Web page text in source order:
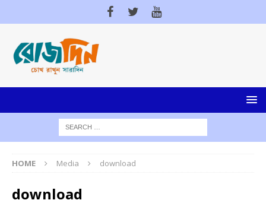
HOME Media download
download